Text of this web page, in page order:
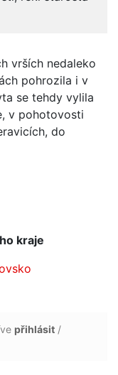
vrších nedaleko
pohrozila i v
se tehdy vylila
v pohotovosti
do
kraje
přihlásit /